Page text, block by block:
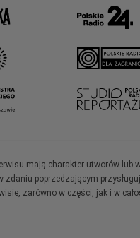
mają charakter utworów lub
poprzedzającym
zarówno w części, jak i w